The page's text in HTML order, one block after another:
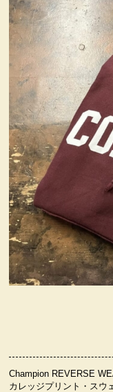
ヴ
キ
Champion REVERSE
カレッジプリント・スウ